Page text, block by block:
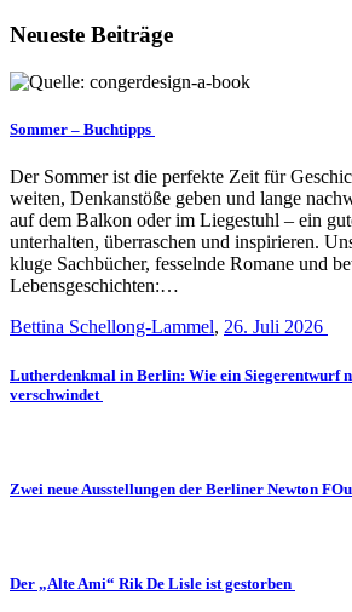
Neueste Beiträge
Sommer – Buchtipps
Der Sommer ist die perfekte Zeit für
weiten, Denkanstöße geben und lange
auf dem Balkon oder im Liegestuhl – ein
unterhalten, überraschen und inspirieren.
kluge Sachbücher, fesselnde Romane und
Lebensgeschichten:…
Bettina Schellong-Lammel, 26. Juli 2026
Lutherdenkmal in Berlin: Wie ein Siegerentwurf
verschwindet
Zwei neue Ausstellungen der Berliner Newton
Der „Alte Ami“ Rik De Lisle ist gestorben